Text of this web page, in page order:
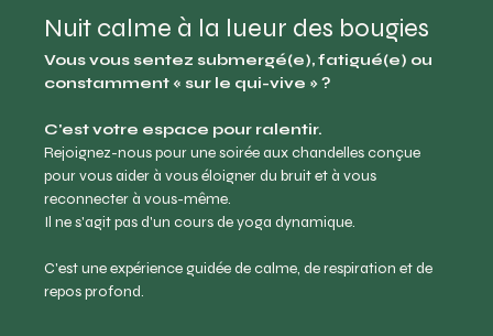
Nuit calme à la lueur des bougies
Vous vous sentez submergé(e), fatigué(e) ou
constamment « sur le qui-vive » ?
C'est votre espace pour ralentir.
Rejoignez-nous pour une soirée aux chandelles conçue
pour vous aider à vous éloigner du bruit et à vous
reconnecter à vous-même.
Il ne s'agit pas d'un cours de yoga dynamique.
C'est une expérience guidée de calme, de respiration et de
repos profond.